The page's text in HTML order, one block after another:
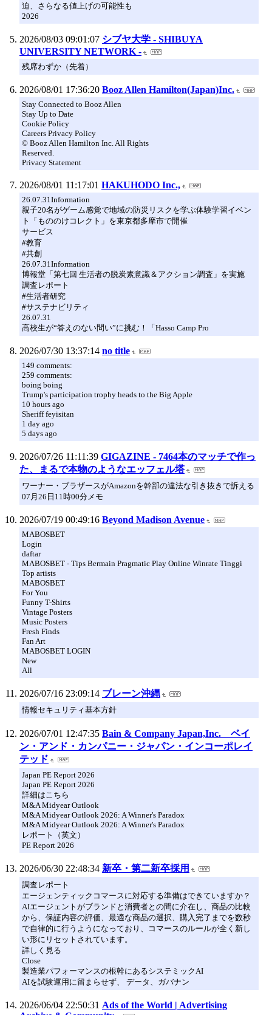
迫、さらなる値上げの可能性も
2026
2026/08/03 09:01:07 シブヤ大学 - SHIBUYA
UNIVERSITY NETWORK -
残席わずか（先着）
2026/08/01 17:36:20 Booz Allen Hamilton(Japan)Inc.
Stay Connected to Booz Allen
Stay Up to Date
Cookie Policy
Careers Privacy Policy
© Booz Allen Hamilton Inc. All Rights
Reserved.
Privacy Statement
2026/08/01 11:17:01 HAKUHODO Inc.,
26.07.31Information
親子20名がゲーム感覚で地域の防災リスクを学ぶ体験学習イベン
ト「もののけコレクト」を東京都多摩市で開催
サービス
#教育
#共創
26.07.31Information
博報堂「第七回 生活者の脱炭素意識＆アクション調査」を実施
調査レポート
#生活者研究
#サステナビリティ
26.07.31
高校生が“答えのない問い”に挑む！「Hasso Camp Pro
2026/07/30 13:37:14 no title
149 comments:
259 comments:
boing boing
Trump's participation trophy heads to the Big Apple
10 hours ago
Sheriff feyisitan
1 day ago
5 days ago
2026/07/26 11:11:39 GIGAZINE - 7464本のマッチで作っ
た、まるで本物のようなエッフェル塔
ワーナー・ブラザースがAmazonを幹部の違法な引き抜きで訴える
07月26日11時00分メモ
2026/07/19 00:49:16 Beyond Madison Avenue
MABOSBET
Login
daftar
MABOSBET - Tips Bermain Pragmatic Play Online Winrate Tinggi
Top artists
MABOSBET
For You
Funny T-Shirts
Vintage Posters
Music Posters
Fresh Finds
Fan Art
MABOSBET LOGIN
New
All
2026/07/16 23:09:14 ブレーン沖縄
情報セキュリティ基本方針
2026/07/01 12:47:35 Bain & Company Japan,Inc. ベイ
ン・アンド・カンパニー・ジャパン・インコーポレイ
テッド
Japan PE Report 2026
Japan PE Report 2026
詳細はこちら
M&A Midyear Outlook
M&A Midyear Outlook 2026: A Winner's Paradox
M&A Midyear Outlook 2026: A Winner's Paradox
レポート（英文）
PE Report 2026
2026/06/30 22:48:34 新卒・第二新卒採用
調査レポート
エージェンティックコマースに対応する準備はできていますか？
AIエージェントがブランドと消費者との間に介在し、商品の比較
から、保証内容の評価、最適な商品の選択、購入完了までを数秒
で自律的に行うようになっており、コマースのルールが全く新し
い形にリセットされています。
詳しく見る
Close
製造業パフォーマンスの根幹にあるシステミックAI
AIを試験運用に留まらせず、 データ、ガバナン
2026/06/04 22:50:31 Ads of the World | Advertising